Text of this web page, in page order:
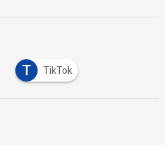
T TikTok